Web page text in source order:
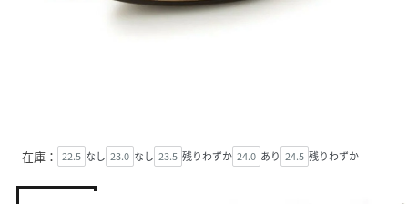
在庫： 22.5 なし 23.0 なし 23.5 残りわずか 24.0 あり 24.5 残りわずか